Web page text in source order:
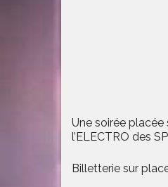
Une soirée
l’ELECTRO des
Billetterie sur